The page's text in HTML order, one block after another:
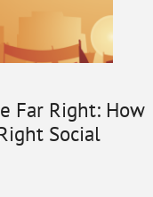
Far Right: How
Social